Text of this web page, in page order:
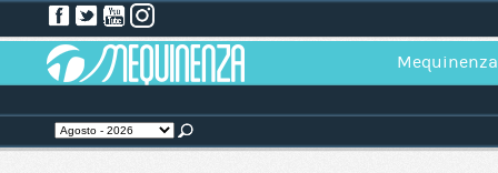
Mequinenza